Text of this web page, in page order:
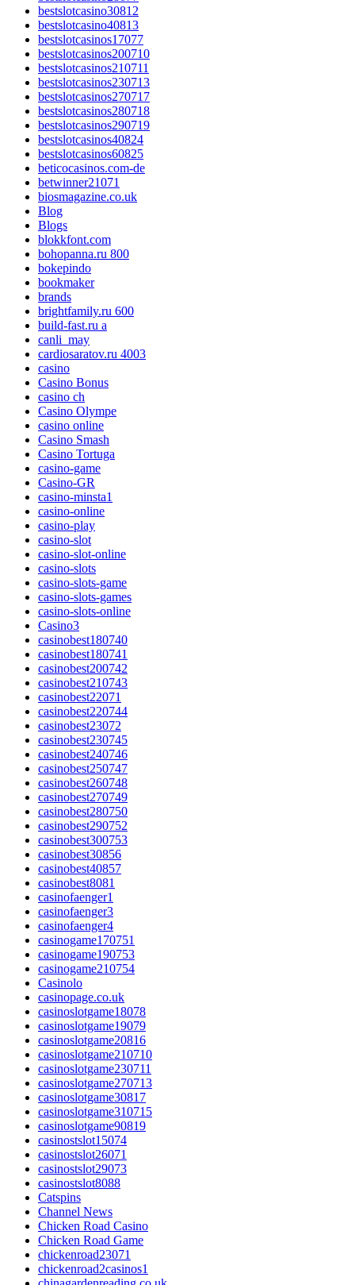
bestslotcasino30812
bestslotcasino40813
bestslotcasinos17077
bestslotcasinos200710
bestslotcasinos210711
bestslotcasinos230713
bestslotcasinos270717
bestslotcasinos280718
bestslotcasinos290719
bestslotcasinos40824
bestslotcasinos60825
beticocasinos.com-de
betwinner21071
biosmagazine.co.uk
Blog
Blogs
blokkfont.com
bohopanna.ru 800
bokepindo
bookmaker
brands
brightfamily.ru 600
build-fast.ru a
canli_may
cardiosaratov.ru 4003
casino
Casino Bonus
casino ch
Casino Olympe
casino online
Casino Smash
Casino Tortuga
casino-game
Casino-GR
casino-minsta1
casino-online
casino-play
casino-slot
casino-slot-online
casino-slots
casino-slots-game
casino-slots-games
casino-slots-online
Casino3
casinobest180740
casinobest180741
casinobest200742
casinobest210743
casinobest22071
casinobest220744
casinobest23072
casinobest230745
casinobest240746
casinobest250747
casinobest260748
casinobest270749
casinobest280750
casinobest290752
casinobest300753
casinobest30856
casinobest40857
casinobest8081
casinofaenger1
casinofaenger3
casinofaenger4
casinogame170751
casinogame190753
casinogame210754
Casinolo
casinopage.co.uk
casinoslotgame18078
casinoslotgame19079
casinoslotgame20816
casinoslotgame210710
casinoslotgame230711
casinoslotgame270713
casinoslotgame30817
casinoslotgame310715
casinoslotgame90819
casinostslot15074
casinostslot26071
casinostslot29073
casinostslot8088
Catspins
Channel News
Chicken Road Casino
Chicken Road Game
chickenroad23071
chickenroad2casinos1